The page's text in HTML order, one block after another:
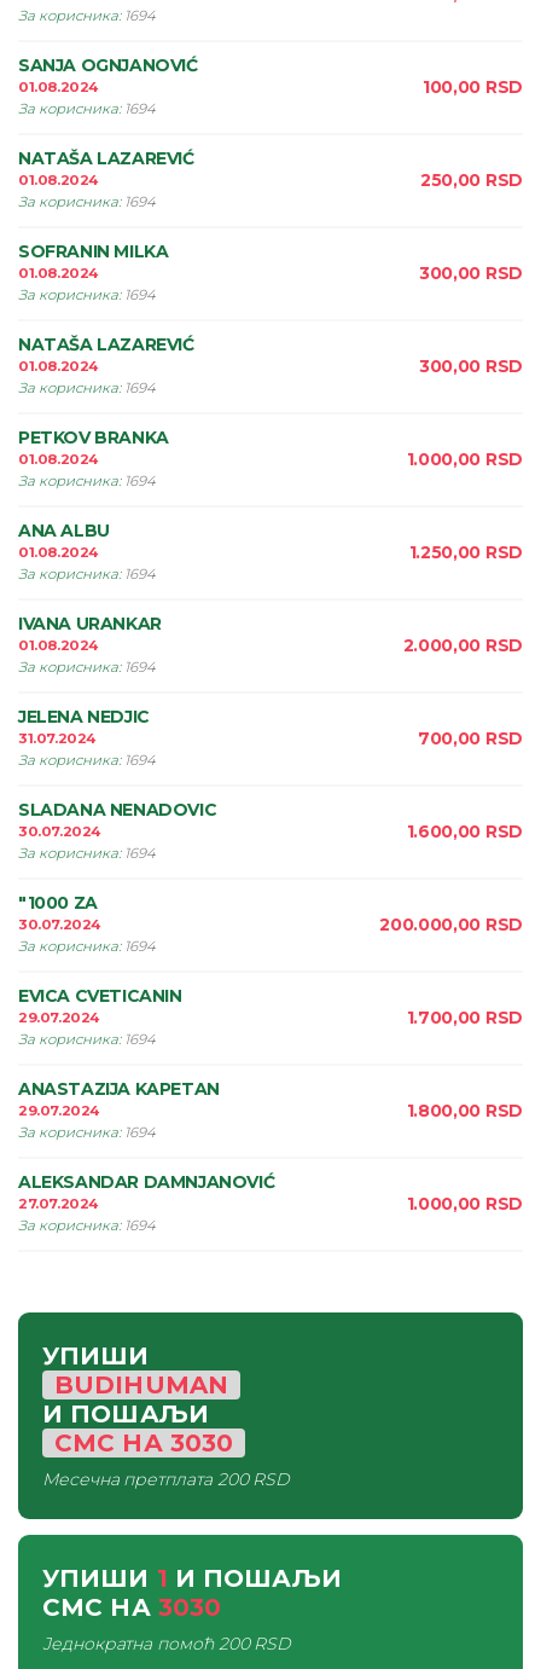
За корисника: 1694
SANJA OGNJANOVIĆ
01.08.2024
За корисника: 1694
100,00 RSD
NATAŠA LAZAREVIĆ
01.08.2024
За корисника: 1694
250,00 RSD
SOFRANIN MILKA
01.08.2024
За корисника: 1694
300,00 RSD
NATAŠA LAZAREVIĆ
01.08.2024
За корисника: 1694
300,00 RSD
PETKOV BRANKA
01.08.2024
За корисника: 1694
1.000,00 RSD
ANA ALBU
01.08.2024
За корисника: 1694
1.250,00 RSD
IVANA URANKAR
01.08.2024
За корисника: 1694
2.000,00 RSD
JELENA NEDJIC
31.07.2024
За корисника: 1694
700,00 RSD
SLADANA NENADOVIC
30.07.2024
За корисника: 1694
1.600,00 RSD
"1000 ZA
30.07.2024
За корисника: 1694
200.000,00 RSD
EVICA CVETICANIN
29.07.2024
За корисника: 1694
1.700,00 RSD
ANASTAZIJA KAPETAN
29.07.2024
За корисника: 1694
1.800,00 RSD
ALEKSANDAR DAMNJANOVIĆ
27.07.2024
За корисника: 1694
1.000,00 RSD
УПИШИ
BUDIHUMAN
И ПОШАЉИ
СМС НА3030
Месечна претплата200 RSD
УПИШИ 1 И ПОШАЉИ
СМС НА 3030
Једнократна помоћ200 RSD